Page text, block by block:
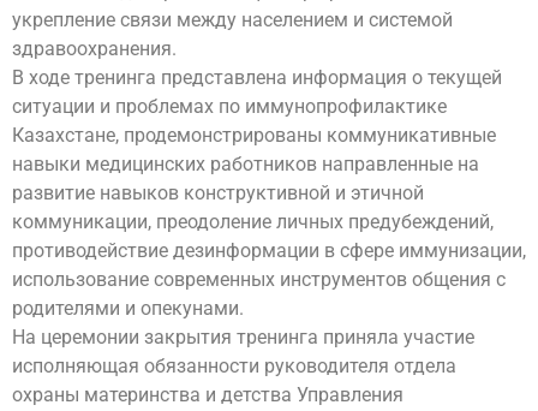
укрепление связи между населением и системой
здравоохранения.
В ходе тренинга представлена информация о текущей
ситуации и проблемах по иммунопрофилактике
Казахстане, продемонстрированы коммуникативные
навыки медицинских работников направленные на
развитие навыков конструктивной и этичной
коммуникации, преодоление личных предубеждений,
противодействие дезинформации в сфере иммунизации,
использование современных инструментов общения с
родителями и опекунами.
На церемонии закрытия тренинга приняла участие
исполняющая обязанности руководителя отдела
охраны материнства и детства Управления